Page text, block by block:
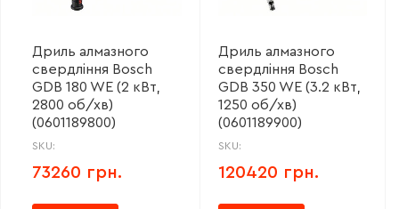
Дриль алмазного
свердління Bosch
GDB 180 WE (2 кВт,
2800 об/хв)
(0601189800)
SKU:
73260 грн.
Дриль алмазного
свердління Bosch
GDB 350 WE (3.2 кВт,
1250 об/хв)
(0601189900)
SKU:
120420 грн.